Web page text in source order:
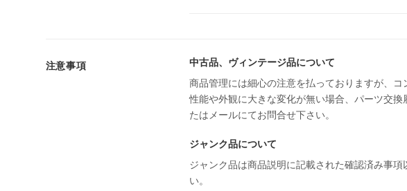
注意事項
中古品、ヴィンテージ品について
商品管理には細心の注意を払っておりますが、
性能や外観に大きな変化が無い場合、パーツ交
たはメールにてお問合せ下さい。
ジャンク品について
ジャンク品は商品説明に記載された確認済み事
い。